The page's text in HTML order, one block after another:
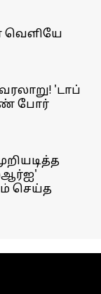
வெளியே
'டாப்
போர்
செய்த